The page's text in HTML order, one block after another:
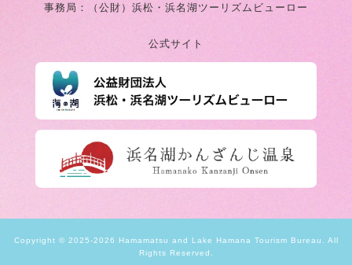
事務局：（公財）浜松・浜名湖ツーリズムビューロー
公式サイト
Copyright © 2025-2026 Hamamatsu and Lake Hamana Tourism Bureau. All
Rights Reserved.